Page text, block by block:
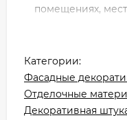
помещениях,
сооружениях
назначения.
колеровку и
соответствии с
Категории:
Фасадные
Отделочные
Декоративная